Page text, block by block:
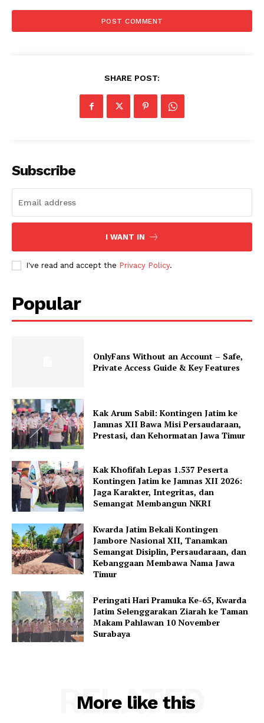
SHARE POST:
Subscribe
I WANT IN
I've read and accept the Privacy Policy.
Popular
OnlyFans Without an Account – Safe,
Private Access Guide & Key Features
Kak Arum Sabil: Kontingen Jatim ke
Jamnas XII Bawa Misi Persaudaraan,
Prestasi, dan Kehormatan Jawa Timur
Kak Khofifah Lepas 1.537 Peserta
Kontingen Jatim ke Jamnas XII 2026:
Jaga Karakter, Integritas, dan
Semangat Membangun NKRI
Kwarda Jatim Bekali Kontingen
Jambore Nasional XII, Tanamkan
Semangat Disiplin, Persaudaraan, dan
Kebanggaan Membawa Nama Jawa
Timur
Peringati Hari Pramuka Ke-65, Kwarda
Jatim Selenggarakan Ziarah ke Taman
Makam Pahlawan 10 November
Surabaya
More like this
RELATED